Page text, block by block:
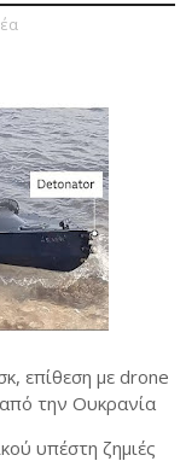
επίθεση με drone
την Ουκρανία
υπέστη ζημιές